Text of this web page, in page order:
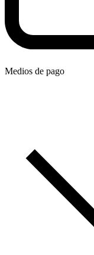
Medios de pago